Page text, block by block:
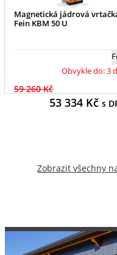
Magnetická jádrová
Fein KBM 50 U
Obvykle do: 3
59 260 Kč
53 334Kč s
Zobrazit všechny